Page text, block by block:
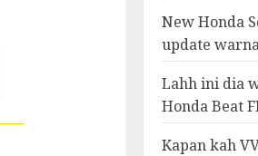
New Honda
update
Lahh ini dia
Honda Beat
Kapan kah